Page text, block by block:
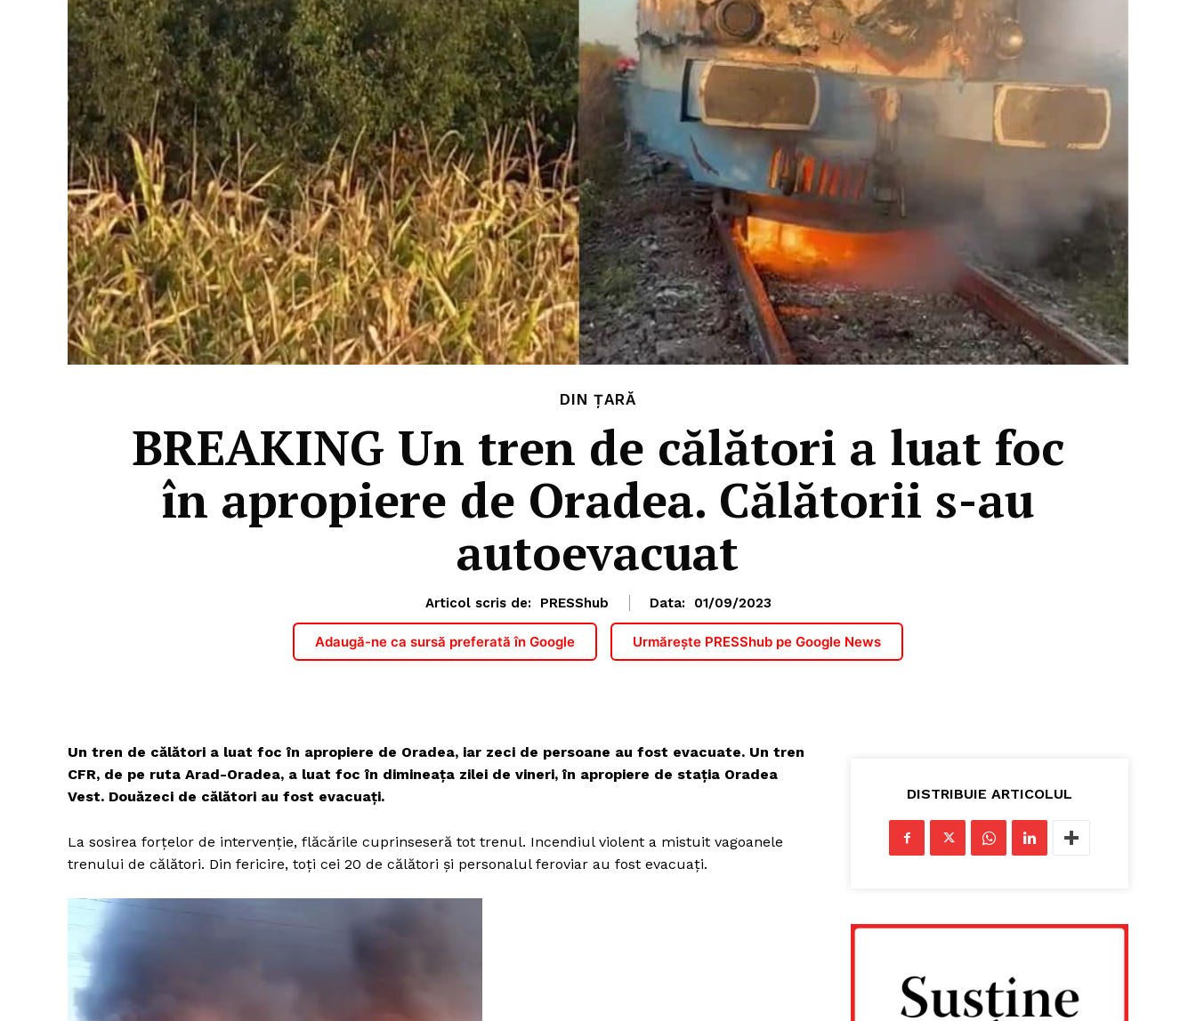
DIN ȚARĂ
BREAKING Un tren de călători a luat foc
în apropiere de Oradea. Călătorii s-au
autoevacuat
Articol scris de: PRESShub Data: 01/09/2023
Adaugă-ne ca sursă preferată în Google Urmărește PRESShub pe Google News
Un tren de călători a luat foc în apropiere de Oradea, iar zeci de persoane au fost evacuate. Un tren
CFR, de pe ruta Arad-Oradea, a luat foc în dimineața zilei de vineri, în apropiere de stația Oradea
Vest. Douăzeci de călători au fost evacuați.
La sosirea forțelor de intervenție, flăcările cuprinseseră tot trenul. Incendiul violent a mistuit vagoanele
trenului de călători. Din fericire, toți cei 20 de călători şi personalul feroviar au fost evacuaţi.
DISTRIBUIE ARTICOLUL